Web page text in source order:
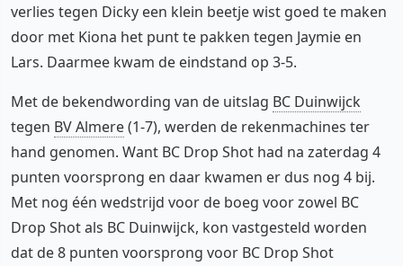
verlies tegen Dicky een klein beetje wist goed te maken
door met Kiona het punt te pakken tegen Jaymie en
Lars. Daarmee kwam de eindstand op 3-5.
Met de bekendwording van de uitslag BC Duinwijck
tegen BV Almere(1-7), werden de rekenmachines ter
hand genomen. Want BC Drop Shot had na zaterdag 4
punten voorsprong en daar kwamen er dus nog 4 bij.
Met nog één wedstrijd voor de boeg voor zowel BC
Drop Shot als BC Duinwijck, kon vastgesteld worden
dat de 8 punten voorsprong voor BC Drop Shot